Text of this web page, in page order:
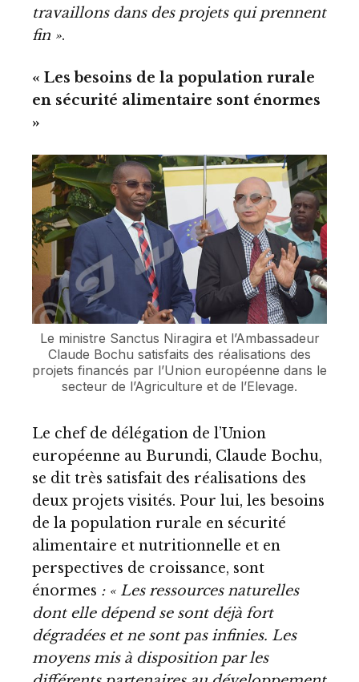
travaillons dans des projets qui prennent
fin ».
« Les besoins de la population rurale
en sécurité alimentaire sont énormes
»
Le ministre Sanctus Niragira et l’Ambassadeur
Claude Bochu satisfaits des réalisations des
projets financés par l’Union européenne dans le
secteur de l’Agriculture et de l’Elevage.
Le chef de délégation de l’Union
européenne au Burundi, Claude Bochu,
se dit très satisfait des réalisations des
deux projets visités. Pour lui, les besoins
de la population rurale en sécurité
alimentaire et nutritionnelle et en
perspectives de croissance, sont
énormes : « Les ressources naturelles
dont elle dépend se sont déjà fort
dégradées et ne sont pas infinies. Les
moyens mis à disposition par les